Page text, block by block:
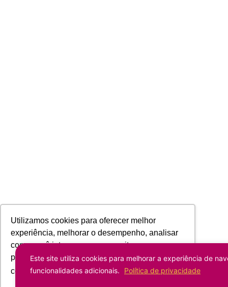
Utilizamos cookies para oferecer melhor
experiência, melhorar o desempenho, analisar
como você interage em nosso site e
personalizar conteúdo. Ao utilizar este site, você
concorda com o uso de cookies. Saiba mais
Este site utiliza cookies para melhorar a experiência de
funcionalidades adicionais.
Política de privacidade